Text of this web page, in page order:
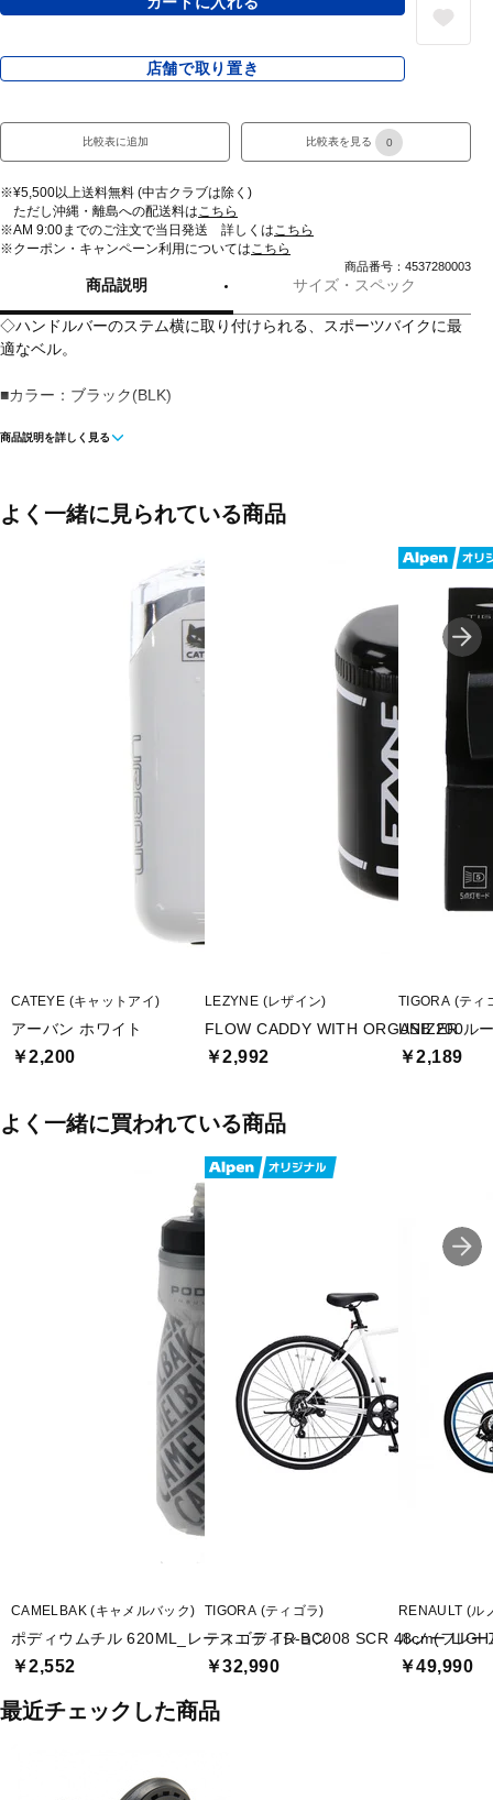
店舗で取り置き
比較表に追加 比較表を見る 0
※¥5,500以上送料無料 (中古クラブは除く)
ただし沖縄・離島への配送料はこちら
※AM 9:00までのご注文で当日発送 詳しくはこちら
※クーポン・キャンペーン利用についてはこちら
商品番号：4537280003
商品説明 サイズ・スペック
◇ハンドルバーのステム横に取り付けられる、スポーツバイクに最
適なベル。
■カラー：ブラック(BLK)
■素材：ワン/真鍮
■メーカー型番：HOB06200
商品説明を詳しく見る
よく一緒に見られている商品
CATEYE (キャットアイ)
アーバン ホワイト
￥2,200
LEZYNE (レザイン)
FLOW CADDY WITH ORGANIZER
￥2,992
TIGORA (ティ
USB 200ル
￥2,189
よく一緒に買われている商品
CAMELBAK (キャメルバック)
ポディウムチル 620ML_レースエディション
￥2,552
TIGORA (ティゴラ)
ティゴラ TR-BC008 SCR 48cm(フレー
￥32,990
RENAULT (ル
ルノー
￥49,990
最近チェックした商品